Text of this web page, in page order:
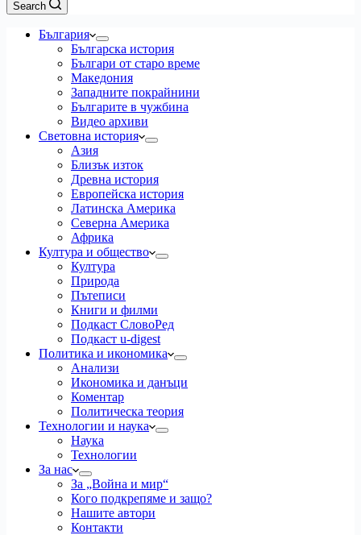
Search
България
Българска история
Българи от старо време
Македония
Западните покрайнини
Българите в чужбина
Видео архиви
Световна история
Азия
Близък изток
Древна история
Европейска история
Латинска Америка
Северна Америка
Африка
Култура и общество
Култура
Природа
Пътеписи
Книги и филми
Подкаст СловоРед
Подкаст u-digest
Политика и икономика
Анализи
Икономика и данъци
Коментар
Политическа теория
Технологии и наука
Наука
Технологии
За нас
За „Война и мир“
Кого подкрепяме и защо?
Нашите автори
Контакти